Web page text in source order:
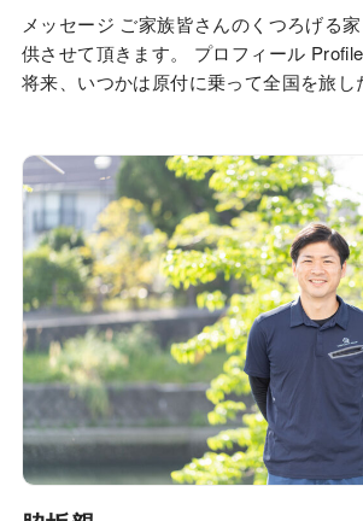
メッセージ ご家族皆さんのくつろげる
供させて頂きます。 プロフィール
将来、いつかは原付に乗って全国を旅し
ビ番組です。 私は特に人との触れ合い
光地を巡ったりおいしいもの…